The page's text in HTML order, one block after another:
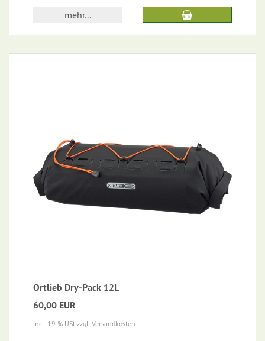
mehr...
Ortlieb Dry-Pack 12L
60,00 EUR
incl. 19 % USt zzgl. Versandkosten